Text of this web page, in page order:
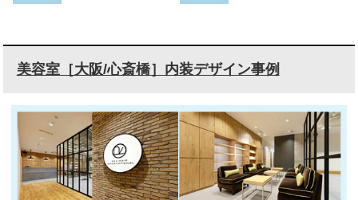
美容室［大阪/心斎橋］内装デザイン事例